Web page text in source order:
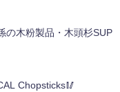
の木粉製品・木頭杉SUP
Chopsticks🥢